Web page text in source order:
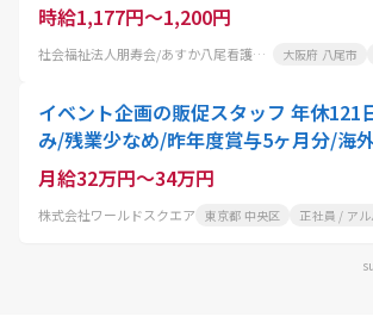
時給1,177円～1,200円
社会福祉法人朋寿会/あすか八尾看護多機能 大阪府 八尾市
イベント企画の販促スタッフ 年休121
み/残業少なめ/昨年度賞与5ヶ月分/海
月給32万円～34万円
株式会社ワールドスクエア 東京都 中央区 正社員 / ア